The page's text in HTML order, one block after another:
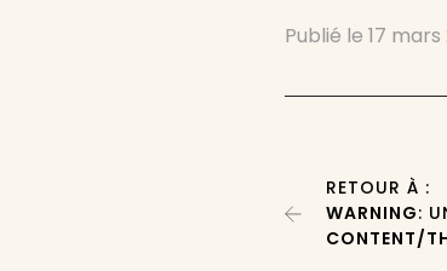
Publié le17 mars
RETOUR À :
WARNING:
CONTENT/